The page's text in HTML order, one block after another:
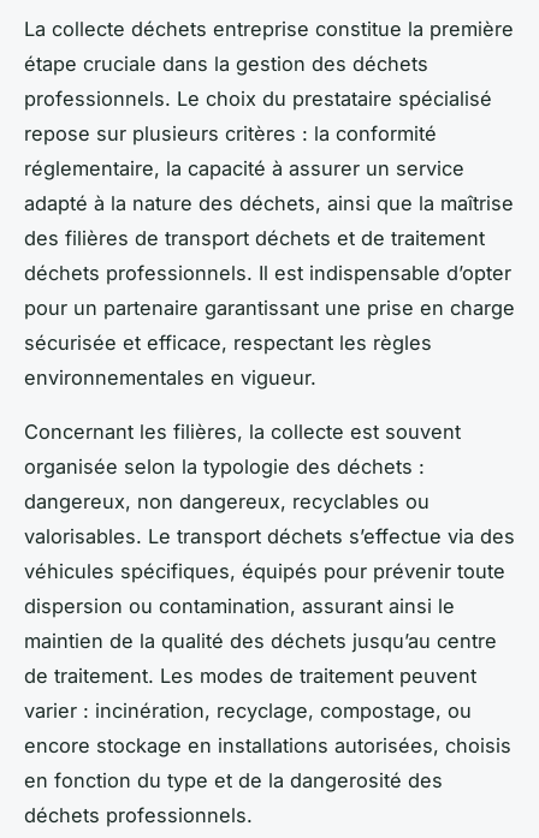
La collecte déchets entreprise constitue la première
étape cruciale dans la gestion des déchets
professionnels. Le choix du prestataire spécialisé
repose sur plusieurs critères : la conformité
réglementaire, la capacité à assurer un service
adapté à la nature des déchets, ainsi que la maîtrise
des filières de transport déchets et de traitement
déchets professionnels. Il est indispensable d’opter
pour un partenaire garantissant une prise en charge
sécurisée et efficace, respectant les règles
environnementales en vigueur.
Concernant les filières, la collecte est souvent
organisée selon la typologie des déchets :
dangereux, non dangereux, recyclables ou
valorisables. Le transport déchets s’effectue via des
véhicules spécifiques, équipés pour prévenir toute
dispersion ou contamination, assurant ainsi le
maintien de la qualité des déchets jusqu’au centre
de traitement. Les modes de traitement peuvent
varier : incinération, recyclage, compostage, ou
encore stockage en installations autorisées, choisis
en fonction du type et de la dangerosité des
déchets professionnels.